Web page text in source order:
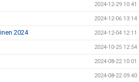
2024-12-29 10:41
2024-12-06 13:14
2024 2024-12-04 12:11
2024-10-25 12:54
2024-08-22 10:01
2024-08-22 09:40